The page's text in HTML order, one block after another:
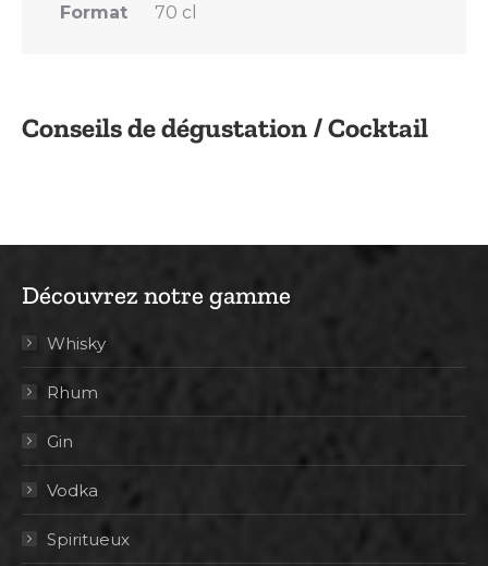
Conseils de dégustation / Cocktail
Format
70 cl
Découvrez notre gamme
Whisky
Rhum
Gin
Vodka
Spiritueux